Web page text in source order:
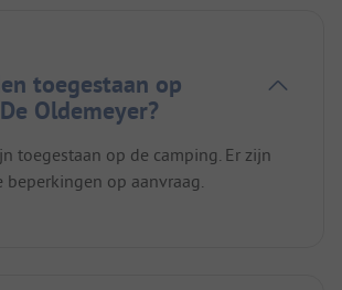
toegestaan op
Oldemeyer?
toegestaan op de camping. Er zijn
beperkingen op aanvraag.